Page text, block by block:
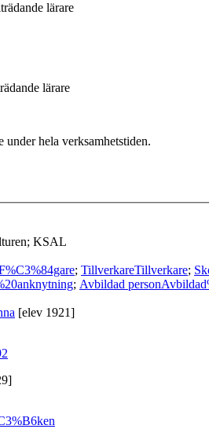
lärare
lärare
hela verksamhetstiden.
KSAL
; TillverkareTillverkare;
; Avbildad person
[elev 1921]